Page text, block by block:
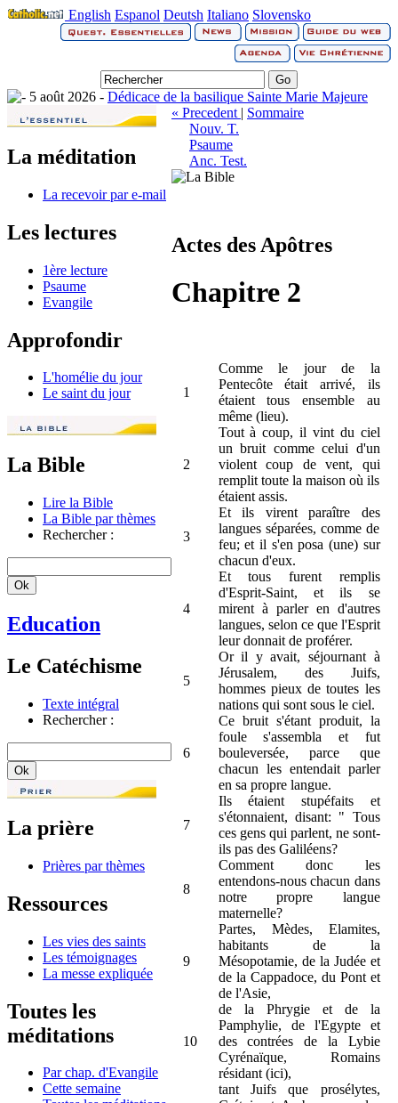
English Espanol Deutsh Italiano Slovensko
5 août 2026 - Dédicace de la basilique Sainte Marie Majeure
La méditation
La recevoir par e-mail
Les lectures
1ère lecture
Psaume
Evangile
Approfondir
L'homélie du jour
Le saint du jour
La Bible
Lire la Bible
La Bible par thèmes
Rechercher :
Education
Le Catéchisme
Texte intégral
Rechercher :
La prière
Prières par thèmes
Ressources
Les vies des saints
Les témoignages
La messe expliquée
Toutes les
méditations
Par chap. d'Evangile
Cette semaine
« Precedent | Sommaire
Nouv. T.
Psaume
Anc. Test.
Actes des Apôtres
Chapitre 2
1
Comme le jour de la
Pentecôte était arrivé, ils
étaient tous ensemble au
même (lieu).
2
Tout à coup, il vint du ciel
un bruit comme celui d'un
violent coup de vent, qui
remplit toute la maison où ils
étaient assis.
3
Et ils virent paraître des
langues séparées, comme de
feu; et il s'en posa (une) sur
chacun d'eux.
4
Et tous furent remplis
d'Esprit-Saint, et ils se
mirent à parler en d'autres
langues, selon ce que l'Esprit
leur donnait de proférer.
5
Or il y avait, séjournant à
Jérusalem, des Juifs,
hommes pieux de toutes les
nations qui sont sous le ciel.
6
Ce bruit s'étant produit, la
foule s'assembla et fut
bouleversée, parce que
chacun les entendait parler
en sa propre langue.
7
Ils étaient stupéfaits et
s'étonnaient, disant: " Tous
ces gens qui parlent, ne sont-
ils pas des Galiléens?
8
Comment donc les
entendons-nous chacun dans
notre propre langue
maternelle?
9
Partes, Mèdes, Elamites,
habitants de la
Mésopotamie, de la Judée et
de la Cappadoce, du Pont et
de l'Asie,
10
de la Phrygie et de la
Pamphylie, de l'Egypte et
des contrées de la Lybie
Cyrénaïque, Romains
résidant (ici),
tant Juifs que prosélytes,